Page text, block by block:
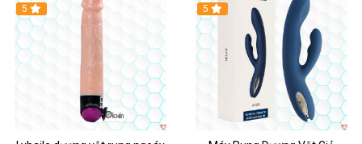
Hot
5
Hot
5